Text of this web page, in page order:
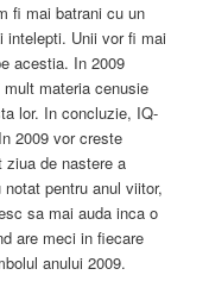
fi mai batrani cu un
intelepti. Unii vor fi mai
acestia. In 2009
materia cenusie
lor. In concluzie, IQ-
2009 vor creste
de nastere a
pentru anul viitor,
sa mai auda inca o
are meci in fiecare
anului 2009.